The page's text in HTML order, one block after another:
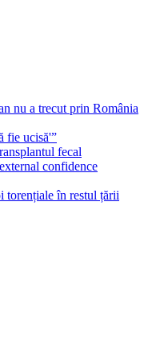
nu a trecut prin România
fie ucisă'”
fecal
confidence
în restul țării